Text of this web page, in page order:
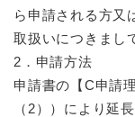
ら申請される方又
取扱いにつきまし
2．申請方法
申請書の【C申請
（2））により延